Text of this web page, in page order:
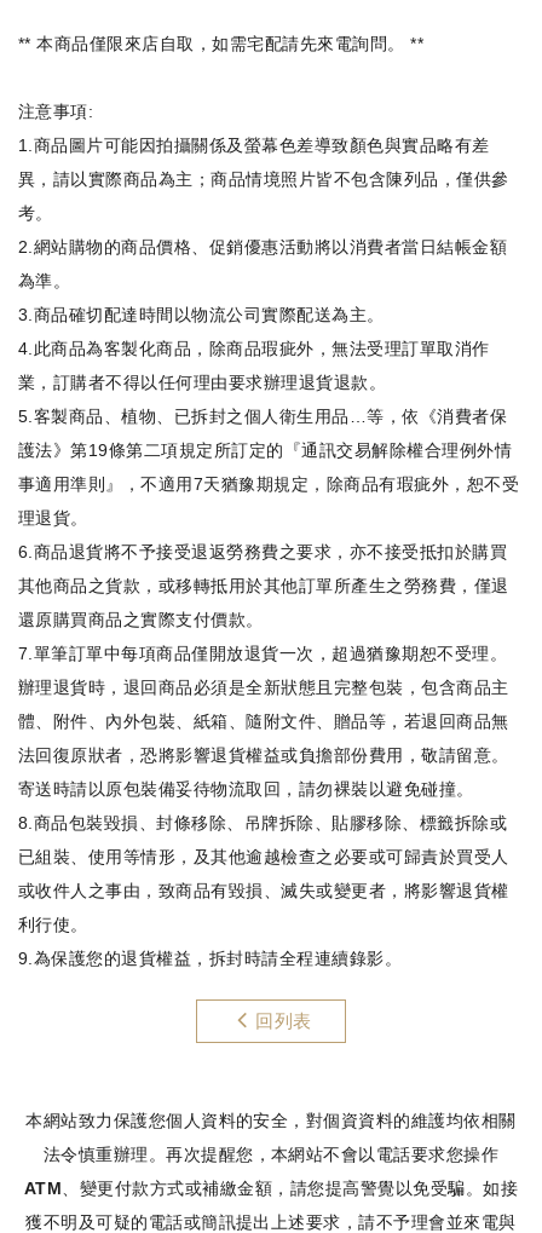
** 本商品僅限來店自取，如需宅配請先來電詢問。 **
注意事項:
1.商品圖片可能因拍攝關係及螢幕色差導致顏色與實品略有差
異，請以實際商品為主；商品情境照片皆不包含陳列品，僅供參
考。
2.網站購物的商品價格、促銷優惠活動將以消費者當日結帳金額
為準。
3.商品確切配達時間以物流公司實際配送為主。
4.此商品為客製化商品 ，除商品瑕疵外，無法受理訂單取消作
業，訂購者不得以任何理由要求辦理退貨退款。
5.客製商品、植物、已拆封之個人衛生用品…等，依《消費者保
護法》第19條第二項規定所訂定的『通訊交易解除權合理例外情
事適用準則』，不適用7天猶豫期規定，除商品有瑕疵外，恕不受
理退貨。
6.商品退貨將不予接受退返勞務費之要求，亦不接受抵扣於購買
其他商品之貨款，或移轉抵用於其他訂單所產生之勞務費，僅退
還原購買商品之實際支付價款。
7.單筆訂單中每項商品僅開放退貨一次，超過猶豫期恕不受理。
辦理退貨時，退回商品必須是全新狀態且完整包裝，包含商品主
體、附件、內外包裝、紙箱、隨附文件、贈品等，若退回商品無
法回復原狀者，恐將影響退貨權益或負擔部份費用，敬請留意。
寄送時請以原包裝備妥待物流取回，請勿裸裝以避免碰撞。
8.商品包裝毀損、封條移除、吊牌拆除、貼膠移除、標籤拆除或
已組裝、使用等情形，及其他逾越檢查之必要或可歸責於買受人
或收件人之事由，致商品有毀損、滅失或變更者，將影響退貨權
利行使。
9.為保護您的退貨權益，拆封時請全程連續錄影。
回列表
本網站致力保護您個人資料的安全，對個資資料的維護均依相關
法令慎重辦理。再次提醒您，本網站不會以電話要求您操作
ATM、變更付款方式或補繳金額，請您提高警覺以免受騙。如接
獲不明及可疑的電話或簡訊提出上述要求，請不予理會並來電與